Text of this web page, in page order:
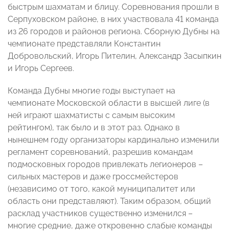
быстрым шахматам и блицу. Соревнования прошли в
Серпуховском районе, в них участвовала 41 команда
из 26 городов и районов региона. Сборную Дубны на
чемпионате представляли Константин
Добровольский, Игорь Пителин, Александр Засыпкин
и Игорь Сергеев.
Команда Дубны многие годы выступает на
чемпионате Московской области в высшей лиге (в
ней играют шахматисты с самым высоким
рейтингом), так было и в этот раз. Однако в
нынешнем году организаторы кардинально изменили
регламент соревнований, разрешив командам
подмосковных городов привлекать легионеров –
сильных мастеров и даже гроссмейстеров
(независимо от того, какой муниципалитет или
область они представляют). Таким образом, общий
расклад участников существенно изменился –
многие средние, даже откровенно слабые команды